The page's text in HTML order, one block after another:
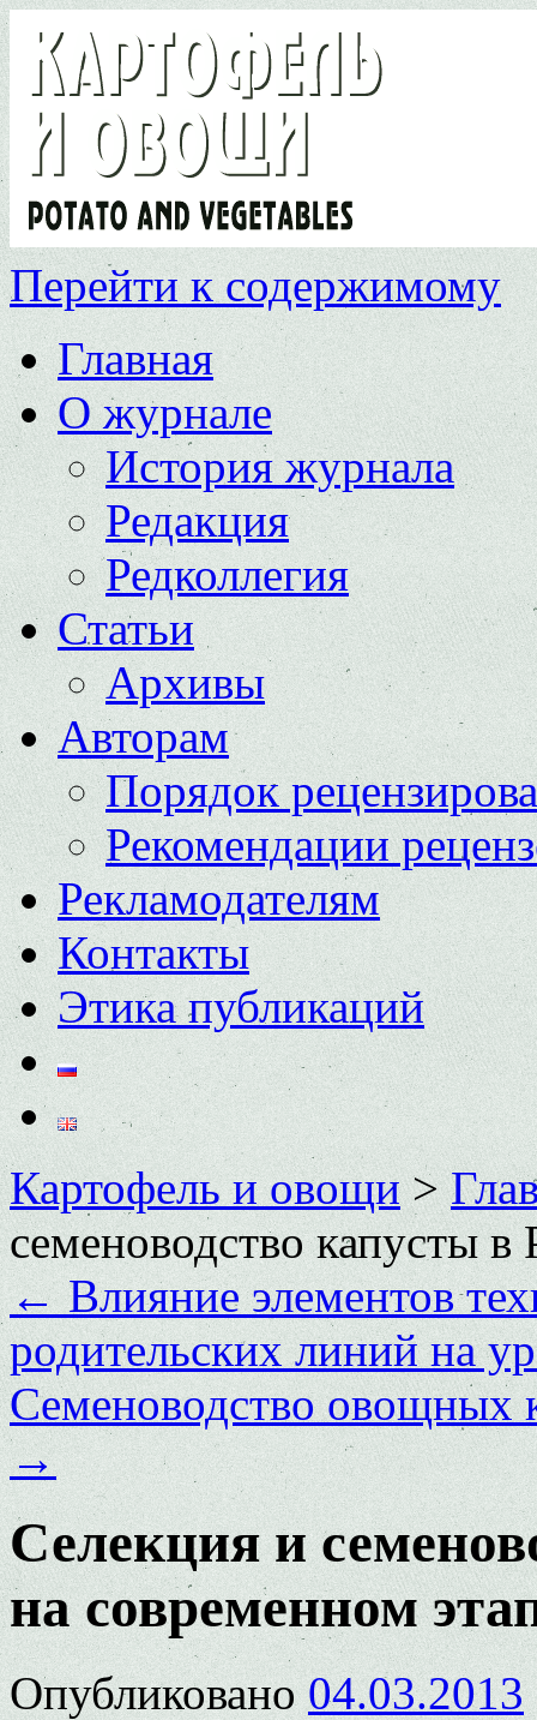
Перейти к содержимому
Главная
О журнале
История журнала
Редакция
Редколлегия
Статьи
Архивы
Авторам
Порядок
Рекомендации
Рекламодателям
Контакты
Этика публикаций
Картофель и овощи>
семеноводство капусты
←Влияние элементов
родительских линий на
Семеноводство овощных
→
Селекция и
на современном
Опубликовано 04.03.2013